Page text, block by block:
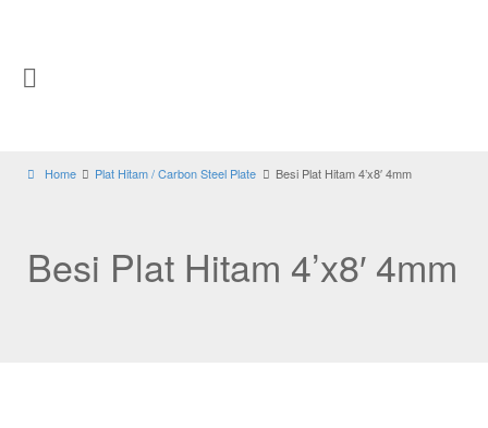
Home Plat Hitam / Carbon Steel Plate Besi Plat Hitam 4’x8′ 4mm
Besi Plat Hitam 4’x8′ 4mm